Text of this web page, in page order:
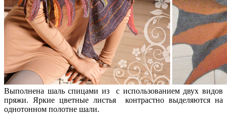
Выполнена шаль спицами из с использованием двух видов
пряжи. Яркие цветные листья контрастно выделяются на
однотонном полотне шали.